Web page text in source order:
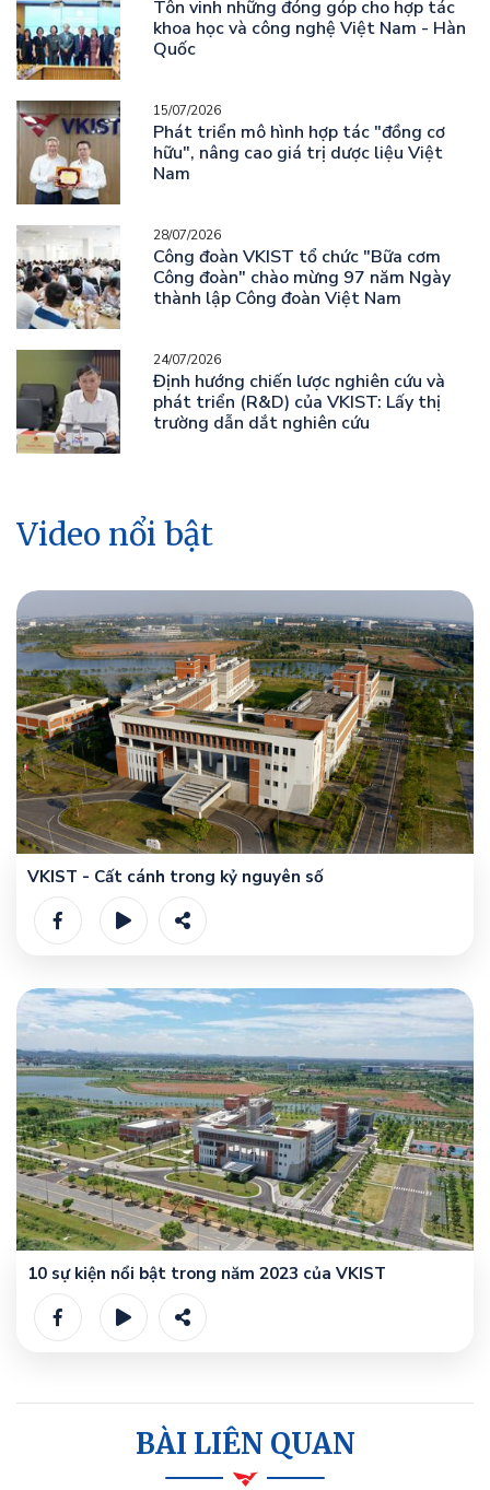
Tôn vinh những đóng góp cho hợp tác
khoa học và công nghệ Việt Nam - Hàn
Quốc
15/07/2026
Phát triển mô hình hợp tác "đồng cơ
hữu", nâng cao giá trị dược liệu Việt
Nam
28/07/2026
Công đoàn VKIST tổ chức "Bữa cơm
Công đoàn" chào mừng 97 năm Ngày
thành lập Công đoàn Việt Nam
24/07/2026
Định hướng chiến lược nghiên cứu và
phát triển (R&D) của VKIST: Lấy thị
trường dẫn dắt nghiên cứu
Video nổi bật
VKIST - Cất cánh trong kỷ nguyên số
10 sự kiện nổi bật trong năm 2023 của VKIST
BÀI LIÊN QUAN